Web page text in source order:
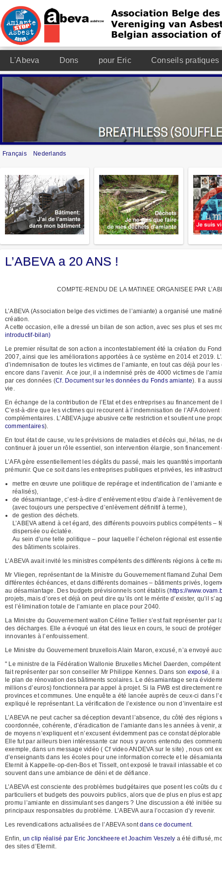
L'Abeva Dons pour Eric Conseils pratiques
Français Nederlands
L’ABEVA a 20 ANS !
COMPTE-RENDU DE LA MATINEE ORGANISEE PAR
L’ABEVA (Association belge des victimes de l’amiante) a organisé une
création.
A cette occasion, elle a dressé un bilan de son action, avec ses plus et ses
introductif-bilan)
Le premier résultat de son action a incontestablement été la création du
2007, ainsi que les améliorations apportées à ce système en 2014 et 2019.
d’indemnisation de toutes les victimes de l’amiante, en tout cas déjà pour
encore dans l’avenir. A ce jour, il a indemnisé près de 4000 victimes de
par ces données (Cf. Document sur les données du Fonds amiante). Il a
vie.
En échange de la contribution de l’Etat et des entreprises au financement
C’est-à-dire que les victimes qui recourent à l’indemnisation de l’AFA
complémentaires. L’ABEVA juge abusive cette restriction et soutient une
commentaires).
En tout état de cause, vu les prévisions de maladies et décès qui, hélas, ne
continuer à jouer un rôle essentiel, son intervention élargie, son financement
L’AFA gère essentiellement les dégâts du passé, mais les quantités
prémunir. Que ce soit dans les entreprises publiques et privées, les
mettre en œuvre une politique de repérage et indentification de
réalisés),
de désamiantage, c’est-à-dire d’enlèvement et/ou d’aide à l’enlèvement
(avec toujours une perspective d’enlèvement définitif à terme),
de gestion des déchets.
L’ABEVA attend à cet égard, des différents pouvoirs publics compétents
dispersée ou éclatée.
Au sein d’une telle politique – pour laquelle l’échelon régional est
des bâtiments scolaires.
L’ABEVA avait invité les ministres compétents des différents régions à cette
Mr Vliegen, représentant de la Ministre du Gouvernement flamand Zuhal
différentes échéances, et dans différents domaines – bâtiments privés,
au désamiantage. Des budgets prévisionnels sont établis (https://
projets, mais d’ores et déjà on peut dire qu’ils ont le mérite d’exister, qu’il
est l’élimination totale de l’amiante en place pour 2040.
La Ministre du Gouvernement wallon Céline Tellier s’est fait représenter
des décharges. Elle a évoqué un état des lieux en cours, le souci de
innovantes à l’enfouissement.
Le Ministre du Gouvernement bruxellois Alain Maron, excusé, n’a envoyé
" Le ministre de la Fédération Wallonie Bruxelles Michel Daerden,
fait représenter par son conseiller Mr Philippe Kennes. Dans son exposé , il
le plan de rénovation des bâtiments scolaires. Le désamiantage sera
millions d’euros) fonctionnera par appel à projet. Si la FWB est directement
provinces et communes. Une enquête a été lancée auprès de ceux-ci dans
expliqué le représentant. La vérification de l’existence ou non d’inventaire
L’ABEVA ne peut cacher sa déception devant l’absence, du côté des
coordonnée, cohérente, d’éradication de l’amiante dans les années à
de moyens n’expliquent et n’excusent évidemment pas ce constat
Elle fut par ailleurs bien intéressante car nous y avons entendu des
exemple, dans un message vidéo ( Cf video ANDEVA sur le site) , nous ont
d’enseignants dans les écoles pour une information correcte et le
Eternit à Kappelle-op-den-Bos et Tisselt, ont exposé le travail inlassable et
souvent dans une ambiance de déni et de défiance.
L’ABEVA est consciente des problèmes budgétaires que posent les coûts
particuliers et budgets des pouvoirs publics, alors que de plus en plus est
promu l’amiante en dissimulant ses dangers ? Une discussion a été initiée
principaux responsables du problème. L’ABEVA aura l’occasion d’y revenir.
Les revendications actualisées de l’ABEVA sontdans ce document.
Enfin, un clip réalisé par Eric Jonckheere et Joachim Veszely a été diffusé,
des sites d’Eternit.